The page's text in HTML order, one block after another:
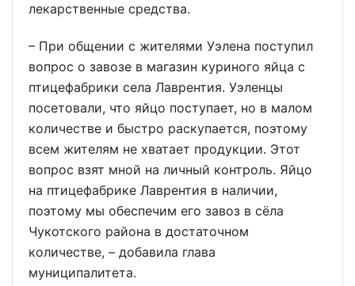
лекарственные средства.
– При общении с жителями Уэлена поступил
вопрос о завозе в магазин куриного яйца с
птицефабрики села Лаврентия. Уэленцы
посетовали, что яйцо поступает, но в малом
количестве и быстро раскупается, поэтому
всем жителям не хватает продукции. Этот
вопрос взят мной на личный контроль. Яйцо
на птицефабрике Лаврентия в наличии,
поэтому мы обеспечим его завоз в сёла
Чукотского района в достаточном
количестве, – добавила глава
муниципалитета.